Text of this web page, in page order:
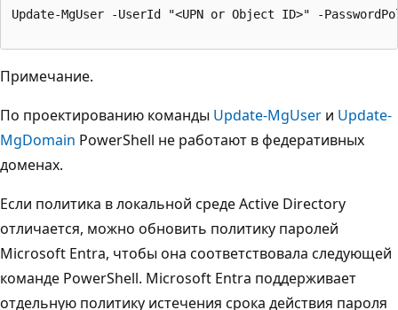
Update-MgUser -UserId "<UPN or Object ID>" -
Примечание.
По проектированию команды Update-MgUser и Update-
MgDomain PowerShell не работают в федеративных
доменах.
Если политика в локальной среде Active Directory
отличается, можно обновить политику паролей
Microsoft Entra, чтобы она соответствовала следующей
команде PowerShell. Microsoft Entra поддерживает
отдельную политику истечения срока действия пароля